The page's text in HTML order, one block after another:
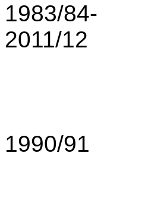
1983/84-
2011/12
1990/91